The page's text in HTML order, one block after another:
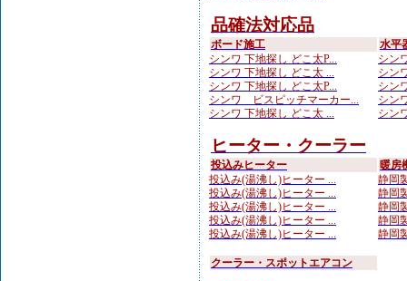
品確法対応品
ボード施工
シンワ 下地探し どこ太P...
シンワ 下地探し どこ太 ...
シンワ 下地探し どこ太P...
シンワ ビスピッチマーカー...
シンワ 下地探し どこ太 ...
水平
シン
シン
シン
シン
シン
ヒーター・クーラー
投込みヒーター
投込み(湯沸し)ヒーター ...
投込み(湯沸し)ヒーター ...
投込み(湯沸し)ヒーター ...
投込み(湯沸し)ヒーター ...
投込み(湯沸し)ヒーター ...
暖房
静岡
静岡
静岡
静岡
静岡
クーラー・スポットエアコン